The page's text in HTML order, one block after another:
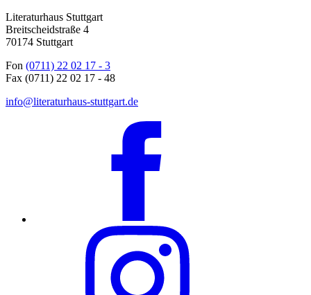
Literaturhaus Stuttgart
Breitscheidstraße 4
70174 Stuttgart
Fon (0711) 22 02 17 - 3
Fax (0711) 22 02 17 - 48
info@literaturhaus-stuttgart.de